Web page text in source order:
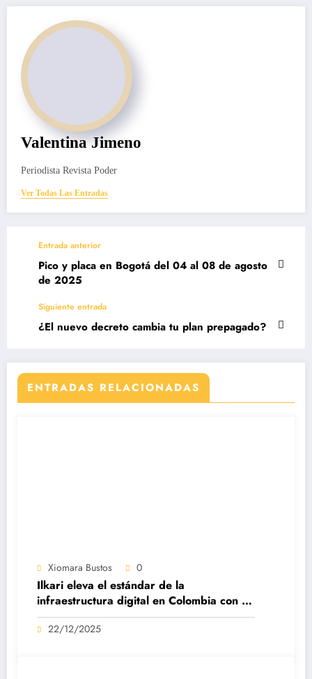
Valentina Jimeno
Periodista Revista Poder
Ver Todas Las Entradas
Entrada anterior
Pico y placa en Bogotá del 04 al 08 de agosto
de 2025
Siguiente entrada
¿El nuevo decreto cambia tu plan prepagado?
ENTRADAS RELACIONADAS
Xiomara Bustos 0
Ilkari eleva el estándar de la
infraestructura digital en Colombia con su
datacenter certificado Nivel IV de ICREA
22/12/2025